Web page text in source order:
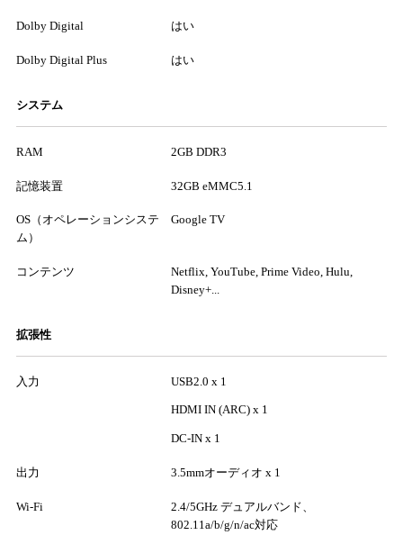
Dolby Digital はい
Dolby Digital Plus はい
システム
RAM 2GB DDR3
記憶装置 32GB eMMC5.1
OS（オペレーションシステ
ム）
Google TV
コンテンツ
Netflix, YouTube, Prime Video, Hulu,
Disney+...
拡張性
入力 USB2.0 x 1
HDMI IN (ARC) x 1
DC-IN x 1
出力 3.5mmオーディオ x 1
Wi-Fi
2.4/5GHz デュアルバンド、
802.11a/b/g/n/ac対応